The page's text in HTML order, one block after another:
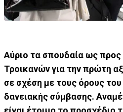
Αύριο τα σπουδαία ως
Τροικανών για την πρώτη
σε σχέση με τους όρους του
δανειακής σύμβασης.